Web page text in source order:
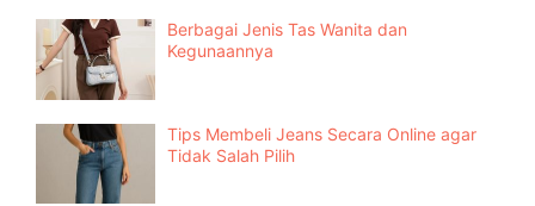
Berbagai Jenis Tas Wanita dan
Kegunaannya
Tips Membeli Jeans Secara Online agar
Tidak Salah Pilih